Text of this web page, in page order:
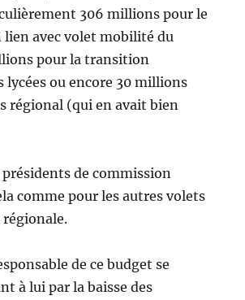
306 millions pour le
avec volet mobilité du
pour la transition
lycées ou encore 30 millions
régional (qui en avait bien
de commission
comme pour les autres volets
de ce budget se
à lui par la baisse des